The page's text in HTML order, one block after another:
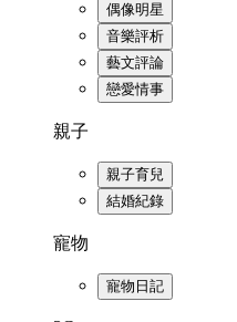
偶像明星
音樂評析
藝文評論
戀愛情事
親子
親子育兒
結婚紀錄
寵物
寵物日記